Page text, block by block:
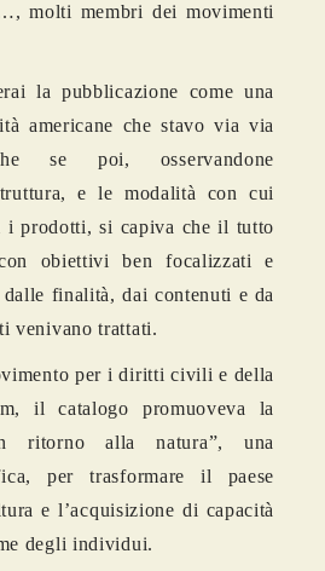
molti membri dei movimenti
la pubblicazione come una
americane che stavo via via
se poi, osservandone
e le modalità con cui
i prodotti, si capiva che il tutto
obiettivi ben focalizzati e
finalità, dai contenuti e da
venivano trattati.
per i diritti civili e della
il catalogo promuoveva la
ritorno alla natura”, una
per trasformare il paese
e l’acquisizione di capacità
degli individui.